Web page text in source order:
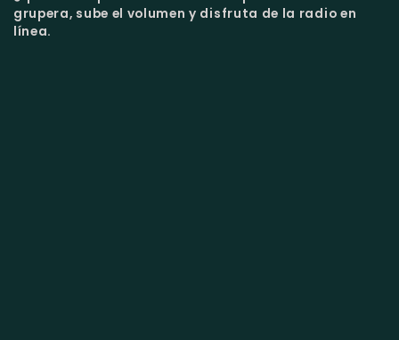
grupera, sube el volumen y disfruta de la radio en
línea.